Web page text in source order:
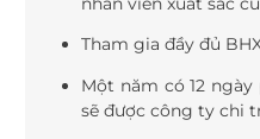
Tham gia đầy đủ
Một năm có 12
sẽ được công ty chi